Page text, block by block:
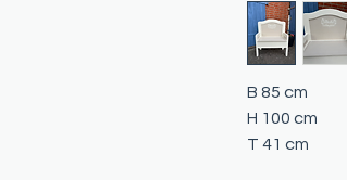
B 85 cm
H 100 cm
T 41 cm